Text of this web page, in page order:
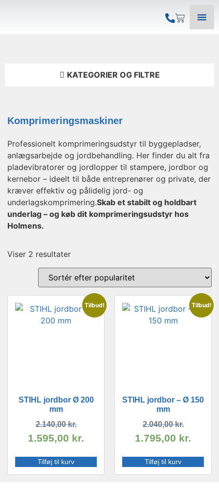
KATEGORIER OG FILTRE
Komprimeringsmaskiner
Professionelt komprimeringsudstyr til byggepladser,
anlægsarbejde og jordbehandling. Her finder du alt fra
pladevibratorer og jordlopper til stampere, jordbor og
kernebor – ideelt til både entreprenører og private, der
kræver effektiv og pålidelig jord- og
underlagskomprimering.Skab et stabilt og holdbart
underlag – og køb dit komprimeringsudstyr hos
Holmens.
Viser 2 resultater
Tilbud!
STIHL jordbor Ø 200
mm
2.140,00kr.
1.595,00 kr.
Tilføj til kurv
Tilbud!
STIHL jordbor – Ø 150
mm
2.040,00kr.
1.795,00 kr.
Tilføj til kurv